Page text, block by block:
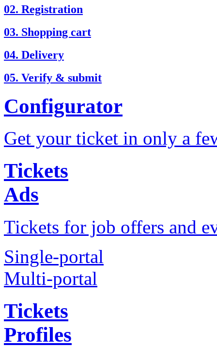
02. Registration
03. Shopping cart
04. Delivery
05. Verify & submit
Configurator
Get your ticket in only a
Tickets
Ads
Tickets for job offers and
Single-portal
Multi-portal
Tickets
Profiles